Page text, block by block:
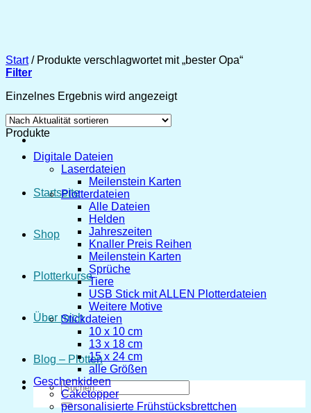
Startseite
Shop
Plotterkurse
Über mich
Blog – Plotten
Suchen
nach:
Start /Produkte verschlagwortet mit „bester Opa“
Filter
Einzelnes Ergebnis wird angezeigt
Produkte
Digitale Dateien
Laserdateien
Meilenstein Karten
Plotterdateien
Alle Dateien
Helden
Jahreszeiten
Knaller Preis Reihen
Meilenstein Karten
Sprüche
Tiere
USB Stick mit ALLEN Plotterdateien
Weitere Motive
Stickdateien
10 x 10 cm
13 x 18 cm
15 x 24 cm
alle Größen
Geschenkideen
Caketopper
personalisierte Frühstücksbrettchen